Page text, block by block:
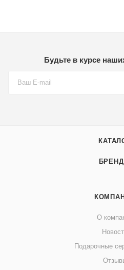
Будьте в курсе
О
Подарочные